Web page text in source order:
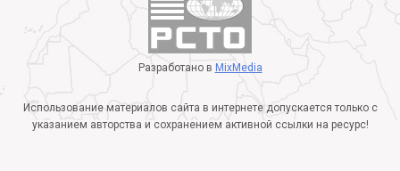
Разработано в MixMedia
Использование материалов сайта в интернете допускается только с
указанием авторства и сохранением активной ссылки на ресурс!